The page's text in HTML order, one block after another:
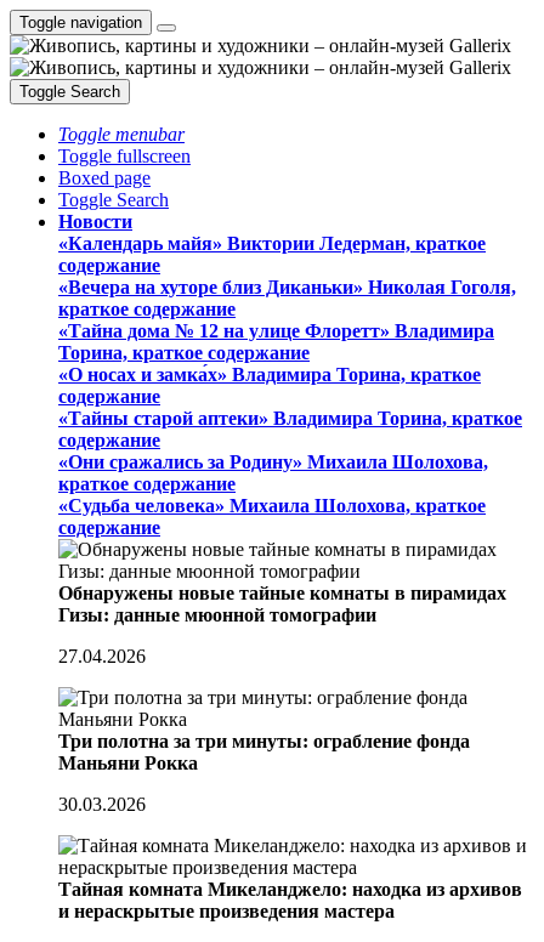
Toggle navigation
Toggle Search
Toggle menubar
Toggle fullscreen
Boxed page
Toggle Search
Новости
«Календарь майя» Виктории Ледерман, краткое
содержание
«Вечера на хуторе близ Диканьки» Николая Гоголя,
краткое содержание
«Тайна дома № 12 на улице Флоретт» Владимира
Торина, краткое содержание
«О носах и замка́х» Владимира Торина, краткое
содержание
«Тайны старой аптеки» Владимира Торина, краткое
содержание
«Они сражались за Родину» Михаила Шолохова,
краткое содержание
«Судьба человека» Михаила Шолохова, краткое
содержание
Обнаружены новые тайные комнаты в пирамидах
Гизы: данные мюонной томографии
27.04.2026
Три полотна за три минуты: ограбление фонда
Маньяни Рокка
30.03.2026
Тайная комната Микеланджело: находка из архивов
и нераскрытые произведения мастера